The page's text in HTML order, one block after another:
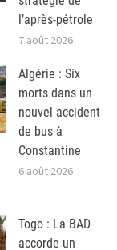
l’après-pétrole
7 août 2026
Algérie : Six
morts dans un
nouvel accident
de bus à
Constantine
6 août 2026
Togo : La BAD
accorde un